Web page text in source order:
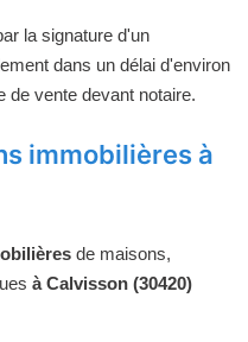
la signature d'un
dans un délai d'environ
de vente devant notaire.
immobilières à
de maisons,
à Calvisson (30420)